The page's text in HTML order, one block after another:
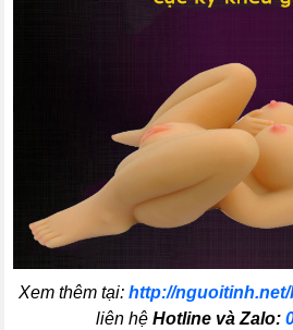
Xem thêm tại: http://
liên hệ Hotline và Zalo: